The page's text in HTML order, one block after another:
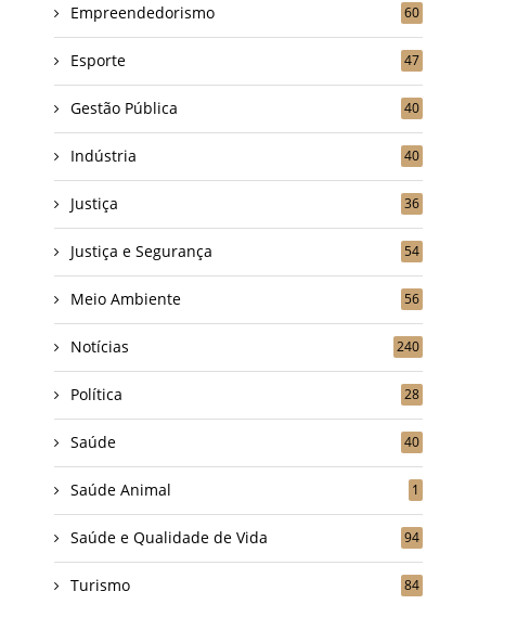
Empreendedorismo 60
Esporte 47
Gestão Pública 40
Indústria 40
Justiça 36
Justiça e Segurança 54
Meio Ambiente 56
Notícias 240
Política 28
Saúde 40
Saúde Animal 1
Saúde e Qualidade de Vida 94
Turismo 84